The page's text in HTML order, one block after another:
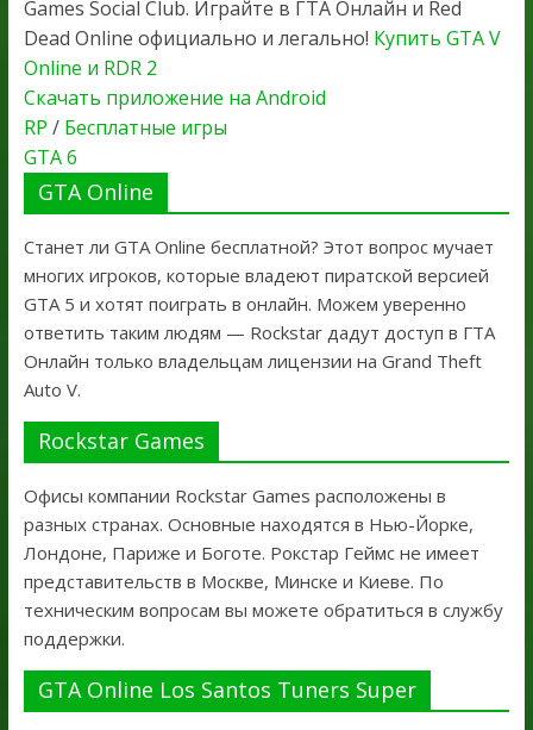
Games Social Club. Играйте в ГТА Онлайн и Red
Dead Online официально и легально! Купить GTA V
Online и RDR 2
Скачать приложение на Android
RP / Бесплатные игры
GTA 6
GTA Online
Станет ли GTA Online бесплатной? Этот вопрос мучает
многих игроков, которые владеют пиратской версией
GTA 5 и хотят поиграть в онлайн. Можем уверенно
ответить таким людям — Rockstar дадут доступ в ГТА
Онлайн только владельцам лицензии на Grand Theft
Auto V.
Rockstar Games
Офисы компании Rockstar Games расположены в
разных странах. Основные находятся в Нью-Йорке,
Лондоне, Париже и Боготе. Рокстар Геймс не имеет
представительств в Москве, Минске и Киеве. По
техническим вопросам вы можете обратиться в службу
поддержки.
GTA Online Los Santos Tuners Super